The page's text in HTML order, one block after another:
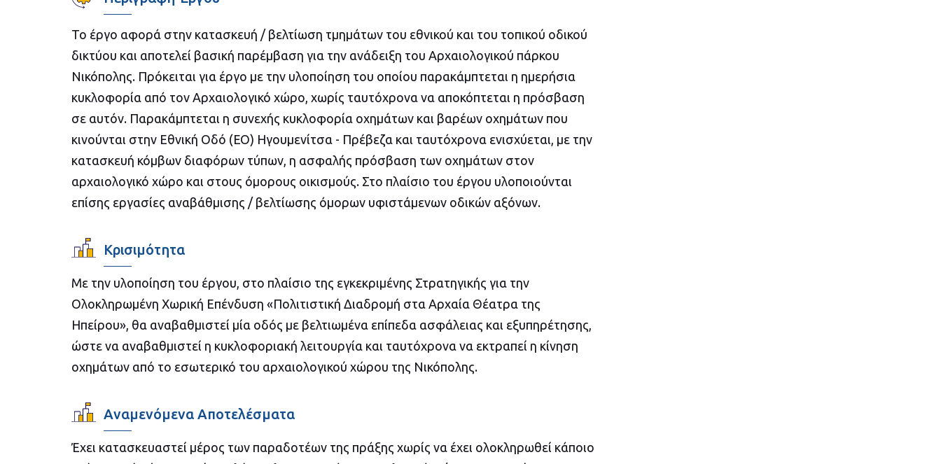
Το έργο αφορά στην κατασκευή / βελτίωση τμημάτων του εθνικού και του τοπικού οδικού
δικτύου και αποτελεί βασική παρέμβαση για την ανάδειξη του Αρχαιολογικού πάρκου
Νικόπολης. Πρόκειται για έργο με την υλοποίηση του οποίου παρακάμπτεται η ημερήσια
κυκλοφορία από τον Αρχαιολογικό χώρο, χωρίς ταυτόχρονα να αποκόπτεται η πρόσβαση
σε αυτόν. Παρακάμπτεται η συνεχής κυκλοφορία οχημάτων και βαρέων οχημάτων που
κινούνται στην Εθνική Οδό (ΕΟ) Ηγουμενίτσα - Πρέβεζα και ταυτόχρονα ενισχύεται, με την
κατασκευή κόμβων διαφόρων τύπων, η ασφαλής πρόσβαση των οχημάτων στον
αρχαιολογικό χώρο και στους όμορους οικισμούς. Στο πλαίσιο του έργου υλοποιούνται
επίσης εργασίες αναβάθμισης / βελτίωσης όμορων υφιστάμενων οδικών αξόνων.
Κρισιμότητα
Με την υλοποίηση του έργου, στο πλαίσιο της εγκεκριμένης Στρατηγικής για την
Ολοκληρωμένη Χωρική Επένδυση «Πολιτιστική Διαδρομή στα Αρχαία Θέατρα της
Ηπείρου», θα αναβαθμιστεί μία οδός με βελτιωμένα επίπεδα ασφάλειας και εξυπηρέτησης,
ώστε να αναβαθμιστεί η κυκλοφοριακή λειτουργία και ταυτόχρονα να εκτραπεί η κίνηση
οχημάτων από το εσωτερικό του αρχαιολογικού χώρου της Νικόπολης.
Αναμενόμενα Αποτελέσματα
Έχει κατασκευαστεί μέρος των παραδοτέων της πράξης χωρίς να έχει ολοκληρωθεί κάποιο